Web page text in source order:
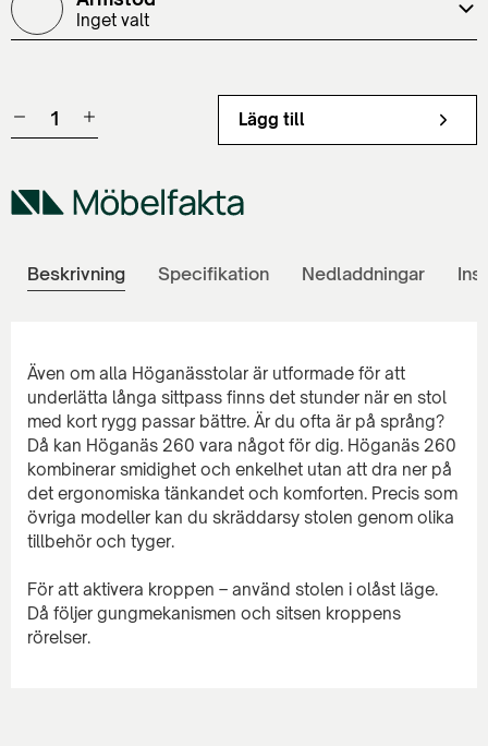
Inget valt
Lägg till
Beskrivning Specifikation Nedladdningar
Även om alla Höganässtolar är utformade för att
underlätta långa sittpass finns det stunder när en stol
med kort rygg passar bättre. Är du ofta är på språng?
Då kan Höganäs 260 vara något för dig. Höganäs 260
kombinerar smidighet och enkelhet utan att dra ner på
det ergonomiska tänkandet och komforten. Precis som
övriga modeller kan du skräddarsy stolen genom olika
tillbehör och tyger.
För att aktivera kroppen – använd stolen i olåst läge.
Då följer gungmekanismen och sitsen kroppens